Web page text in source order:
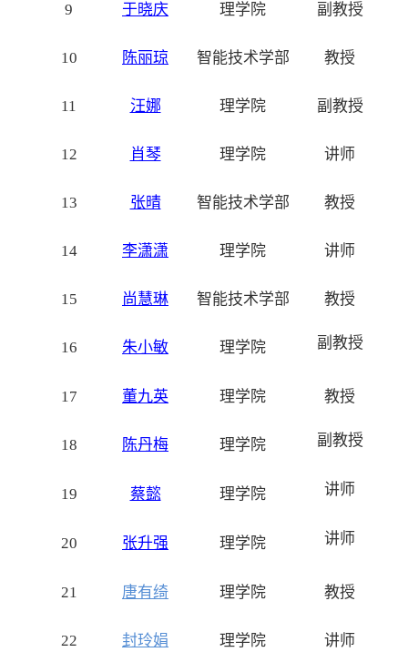
9 于晓庆 理学院 副教授
10 陈丽琼 智能技术学部 教授
11 汪娜 理学院 副教授
12 肖琴 理学院 讲师
13 张晴 智能技术学部 教授
14 李潇潇 理学院 讲师
15 尚慧琳 智能技术学部 教授
16 朱小敏 理学院 副教授
17 董九英 理学院 教授
18 陈丹梅 理学院 副教授
19 蔡懿 理学院 讲师
20 张升强 理学院 讲师
21 唐有绮 理学院 教授
22 封玲娟 理学院 讲师